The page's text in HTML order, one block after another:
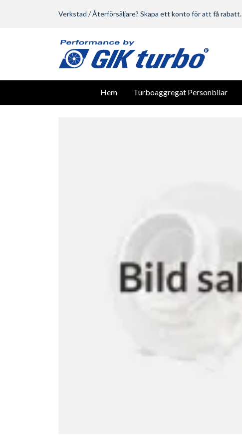
Verkstad / Återförsäljare? Skapa ett konto för att få rabatt.
Hem Turboaggregat Personbilar